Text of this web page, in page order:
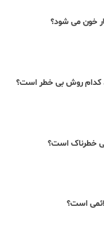
خون می شود؟
کدام روش بی خطر است؟
خطرناک است؟
است؟